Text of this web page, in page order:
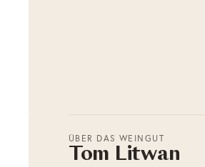
ÜBER DAS WEINGUT
Tom Litwan